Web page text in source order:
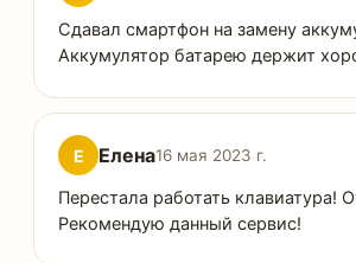
Сдавал смартфон на замену
Аккумулятор батарею держит
Е Елена16 мая 2023 г.
Перестала работать
Рекомендую данный сервис!